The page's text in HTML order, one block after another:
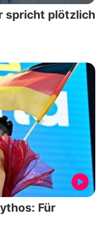
spricht plötzlich
Für